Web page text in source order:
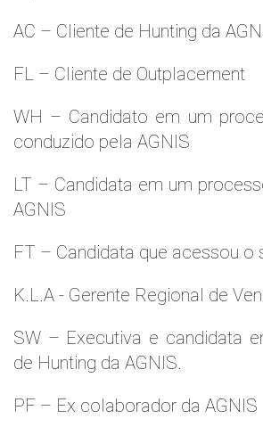
AC – Cliente de Hunting da
FL – Cliente de Outplacement
WH – Candidato em um
conduzido pela AGNIS
LT – Candidata em um
AGNIS
FT – Candidata que acessou o
K.L.A - Gerente Regional de
SW – Executiva e candidata
de Hunting da AGNIS.
PF – Ex colaborador da AGNIS